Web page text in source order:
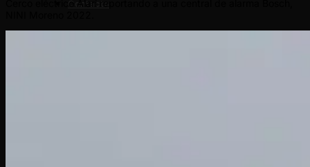
Contacto
Cerco eléctrico Alari reportando a una central de alarma Bosch,